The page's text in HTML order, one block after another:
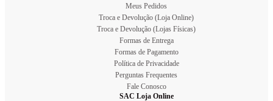
Meus Pedidos
Troca e Devolução (Loja Online)
Troca e Devolução (Lojas Físicas)
Formas de Entrega
Formas de Pagamento
Política de Privacidade
Perguntas Frequentes
Fale Conosco
SAC Loja Online